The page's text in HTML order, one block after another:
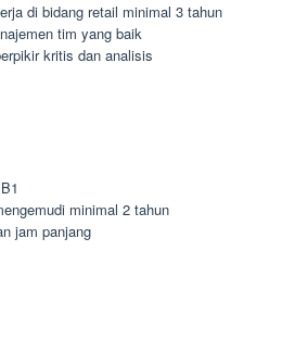
di bidang retail minimal 3 tahun
tim yang baik
kritis dan analisis
minimal 2 tahun
jam panjang